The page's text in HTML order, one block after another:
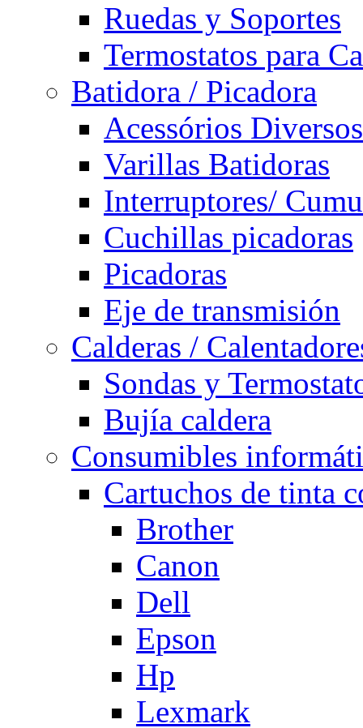
Ruedas y Soportes
Termostatos para
Batidora / Picadora
Acessórios Diversos
Varillas Batidoras
Interruptores/
Cuchillas picadoras
Picadoras
Eje de transmisión
Calderas /
Sondas y
Bujía caldera
Consumibles
Cartuchos de tinta
Brother
Canon
Dell
Epson
Hp
Lexmark